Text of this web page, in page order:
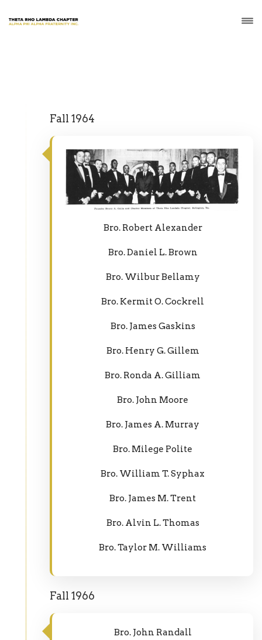
Fall 1964
Bro. Robert Alexander
Bro. Daniel L. Brown
Bro. Wilbur Bellamy
Bro. Kermit O. Cockrell
Bro. James Gaskins
Bro. Henry G. Gillem
Bro. Ronda A. Gilliam
Bro. John Moore
Bro. James A. Murray
Bro. Milege Polite
Bro. William T. Syphax
Bro. James M. Trent
Bro. Alvin L. Thomas
Bro. Taylor M. Williams
Fall 1966
Bro. John Randall